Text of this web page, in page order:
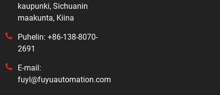
kaupunki, Sichuanin
maakunta, Kiina
Puhelin: +86-138-8070-
2691
E-mail:
fuyl@fuyuautomation.com